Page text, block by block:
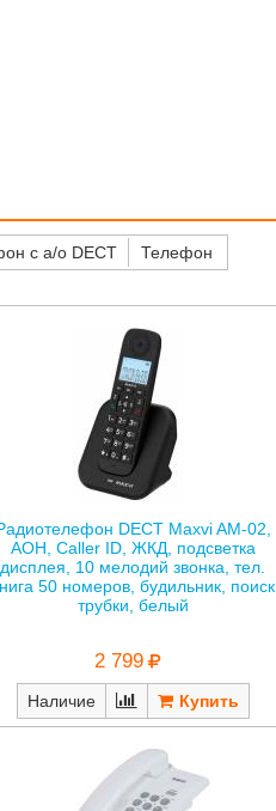
с а/о DECT
Телефон
DECT Maxvi AM-02,
AOH, Caller ID, ЖКД, подсветка
дисплея, 10 мелодий звонка, тел.
50 номеров, будильник, поиск
трубки, белый
2 799
Наличие